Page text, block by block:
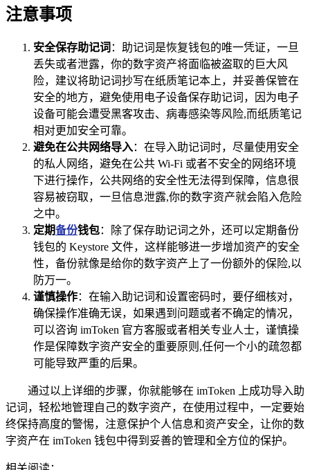
注意事项
安全保存助记词 ：助记词是恢复钱包的唯一凭证，一旦
丢失或者泄露，你的数字资产将面临被盗取的巨大风
险，建议将助记词抄写在纸质笔记本上，并妥善保管在
安全的地方，避免使用电子设备保存助记词，因为电子
设备可能会遭受黑客攻击、病毒感染等风险,而纸质笔记
相对更加安全可靠。
避免在公共网络导入：在导入助记词时，尽量使用安全
的私人网络，避免在公共 Wi-Fi 或者不安全的网络环境
下进行操作，公共网络的安全性无法得到保障，信息很
容易被窃取，一旦信息泄露,你的数字资产就会陷入危险
之中。
定期备份钱包：除了保存助记词之外，还可以定期备份
钱包的 Keystore 文件，这样能够进一步增加资产的安全
性，备份就像是给你的数字资产上了一份额外的保险,以
防万一。
谨慎操作：在输入助记词和设置密码时，要仔细核对，
确保操作准确无误，如果遇到问题或者不确定的情况，
可以咨询 imToken 官方客服或者相关专业人士，谨慎操
作是保障数字资产安全的重要原则,任何一个小的疏忽都
可能导致严重的后果。
通过以上详细的步骤，你就能够在 imToken 上成功导入助
记词，轻松地管理自己的数字资产，在使用过程中，一定要始
终保持高度的警惕，注意保护个人信息和资产安全，让你的数
字资产在 imToken 钱包中得到妥善的管理和全方位的保护。